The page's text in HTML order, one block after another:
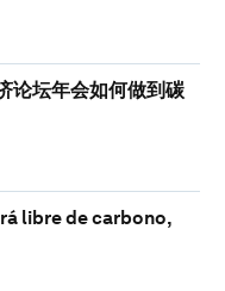
论坛年会如何做到碳
libre de carbono,